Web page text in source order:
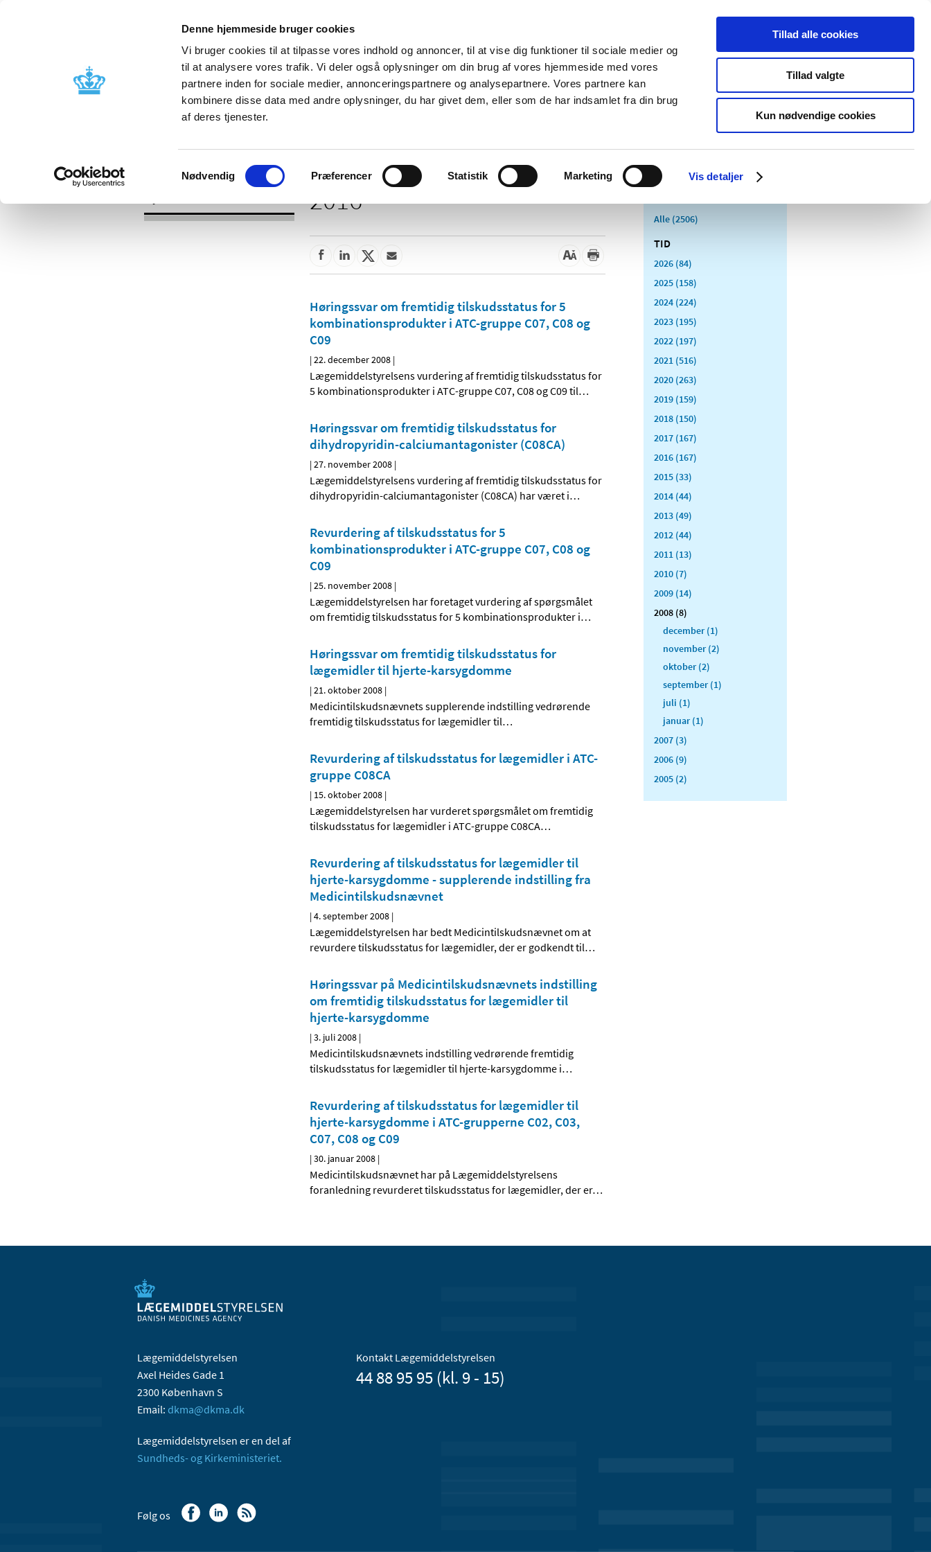
Denne hjemmeside bruger cookies
Vi bruger cookies til at tilpasse vores indhold og annoncer, til at vise dig funktioner til sociale medier og
til at analysere vores trafik. Vi deler også oplysninger om din brug af vores hjemmeside med vores
partnere inden for sociale medier, annonceringspartnere og analysepartnere. Vores partnere kan
kombinere disse data med andre oplysninger, du har givet dem, eller som de har indsamlet fra din brug
af deres tjenester.
Samtykkevalg
Nødvendig Præferencer Statistik Marketing Vis detaljer
Tillad alle cookies
Tillad valgte
Kun nødvendige cookies
Nyheder Om os Kontakt Udgivelser
Godkendelse og
Bivirkninger og
produktinformation
Tilskud og
Apoteker og salg af
Medicinsk
Særlige
produktområder
2016
Høringssvar om fremtidig tilskudsstatus for 5
kombinationsprodukter i ATC-gruppe C07, C08 og
C09
|22. december 2008 |
Lægemiddelstyrelsens vurdering af fremtidig tilskudsstatus for
5 kombinationsprodukter i ATC-gruppe C07, C08 og C09 til…
Høringssvar om fremtidig tilskudsstatus for
dihydropyridin-calciumantagonister (C08CA)
|27. november 2008 |
Lægemiddelstyrelsens vurdering af fremtidig tilskudsstatus for
dihydropyridin-calciumantagonister (C08CA) har været i…
Revurdering af tilskudsstatus for 5
kombinationsprodukter i ATC-gruppe C07, C08 og
C09
|25. november 2008 |
Lægemiddelstyrelsen har foretaget vurdering af spørgsmålet
om fremtidig tilskudsstatus for 5 kombinationsprodukter i…
Høringssvar om fremtidig tilskudsstatus for
lægemidler til hjerte-karsygdomme
|21. oktober 2008 |
Medicintilskudsnævnets supplerende indstilling vedrørende
fremtidig tilskudsstatus for lægemidler til…
Revurdering af tilskudsstatus for lægemidler i ATC-
gruppe C08CA
| 15. oktober 2008 |
Lægemiddelstyrelsen har vurderet spørgsmålet om fremtidig
tilskudsstatus for lægemidler i ATC-gruppe C08CA…
Revurdering af tilskudsstatus for lægemidler til
hjerte-karsygdomme - supplerende indstilling fra
Medicintilskudsnævnet
|4. september 2008 |
Lægemiddelstyrelsen har bedt Medicintilskudsnævnet om at
revurdere tilskudsstatus for lægemidler, der er godkendt til…
Høringssvar på Medicintilskudsnævnets indstilling
om fremtidig tilskudsstatus for lægemidler til
hjerte-karsygdomme
|3. juli 2008 |
Medicintilskudsnævnets indstilling vedrørende fremtidig
tilskudsstatus for lægemidler til hjerte-karsygdomme i…
Revurdering af tilskudsstatus for lægemidler til
hjerte-karsygdomme i ATC-grupperne C02, C03,
C07, C08 og C09
|30. januar 2008 |
Medicintilskudsnævnet har på Lægemiddelstyrelsens
foranledning revurderet tilskudsstatus for lægemidler, der er…
Alle (2506)
TID
2026 (84)
2025 (158)
2024 (224)
2023 (195)
2022 (197)
2021 (516)
2020 (263)
2019 (159)
2018 (150)
2017 (167)
2016 (167)
2015 (33)
2014 (44)
2013 (49)
2012 (44)
2011 (13)
2010 (7)
2009 (14)
2008 (8)
december (1)
november (2)
oktober (2)
september (1)
juli (1)
januar (1)
2007 (3)
2006 (9)
2005 (2)
Lægemiddelstyrelsen
Axel Heides Gade 1
2300 København S
Email: dkma@dkma.dk
Lægemiddelstyrelsen er en del af
Sundheds- og Kirkeministeriet.
Kontakt Lægemiddelstyrelsen
44 88 95 95 (kl. 9 - 15)
Følg os